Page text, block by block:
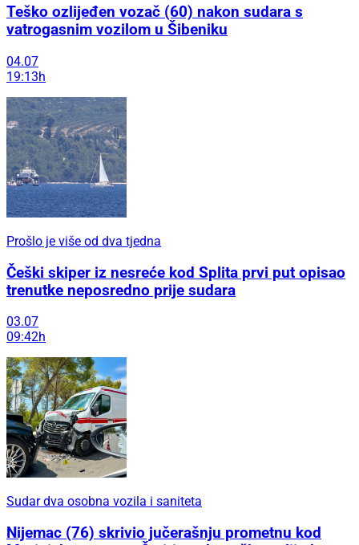
Teško ozlijeđen vozač (60) nakon sudara s
vatrogasnim vozilom u Šibeniku
04.07
19:13h
Prošlo je više od dva tjedna
Češki skiper iz nesreće kod Splita prvi put opisao
trenutke neposredno prije sudara
03.07
09:42h
Sudar dva osobna vozila i saniteta
Nijemac (76) skrivio jučerašnju prometnu kod